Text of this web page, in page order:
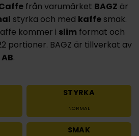
från varumärket BAGZ är
styrka och med kaffe smak.
kommer i slim format och
portioner. BAGZ är tillverkat av
.
STYRKA
NORMAL
SMAK